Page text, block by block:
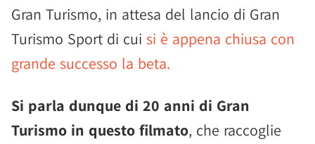
Gran Turismo, in attesa del lancio di Gran
Turismo Sport di cui si è appena chiusa con
grande successo la beta.
Si parla dunque di 20 anni di Gran
Turismo in questo filmato, che raccoglie